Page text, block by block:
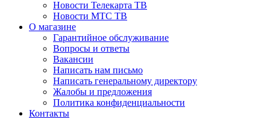
Новости Телекарта ТВ
Новости МТС ТВ
О магазине
Гарантийное обслуживание
Вопросы и ответы
Вакансии
Написать нам письмо
Написать генеральному директору
Жалобы и предложения
Политика конфиденциальности
Контакты